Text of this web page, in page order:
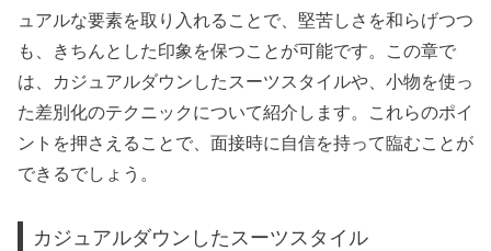
ュアルな要素を取り入れることで、堅苦しさを和らげつつ
も、きちんとした印象を保つことが可能です。この章で
は、カジュアルダウンしたスーツスタイルや、小物を使っ
た差別化のテクニックについて紹介します。これらのポイ
ントを押さえることで、面接時に自信を持って臨むことが
できるでしょう。
カジュアルダウンしたスーツスタイル